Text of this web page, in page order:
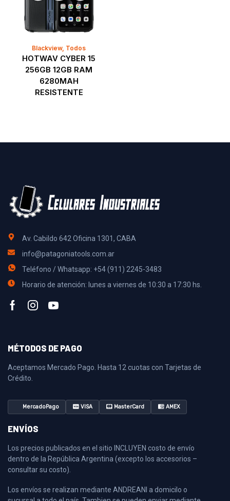
Blackview, Todos
HOTWAV CYBER 15
256GB 12GB RAM
6280MAH
RESISTENTE
Av. Cabildo 642 Oficina 1301, CABA
info@patagoniatools.com.ar
Teléfono / Whatsapp: +54 (911) 2245-3483
Horario de atención: lunes a viernes de 10:30 a 17:30 hs.
MÉTODOS DE PAGO
Aceptamos Mercado Pago. Hasta 12 cuotas con Tarjetas de
Crédito.
MercadoPago VISA MasterCard AMEX
ENVÍOS
Los precios publicados en el sitio INCLUYEN costo de envío
dentro de la República Argentina (excepto los accesorios –
consultar su costo).
Los envíos se realizan mediante ANDREANI a domicilo o